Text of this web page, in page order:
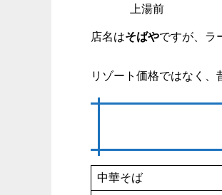
上湯前
店名はそばやですが、ラ
リゾート価格ではなく、
中華そば